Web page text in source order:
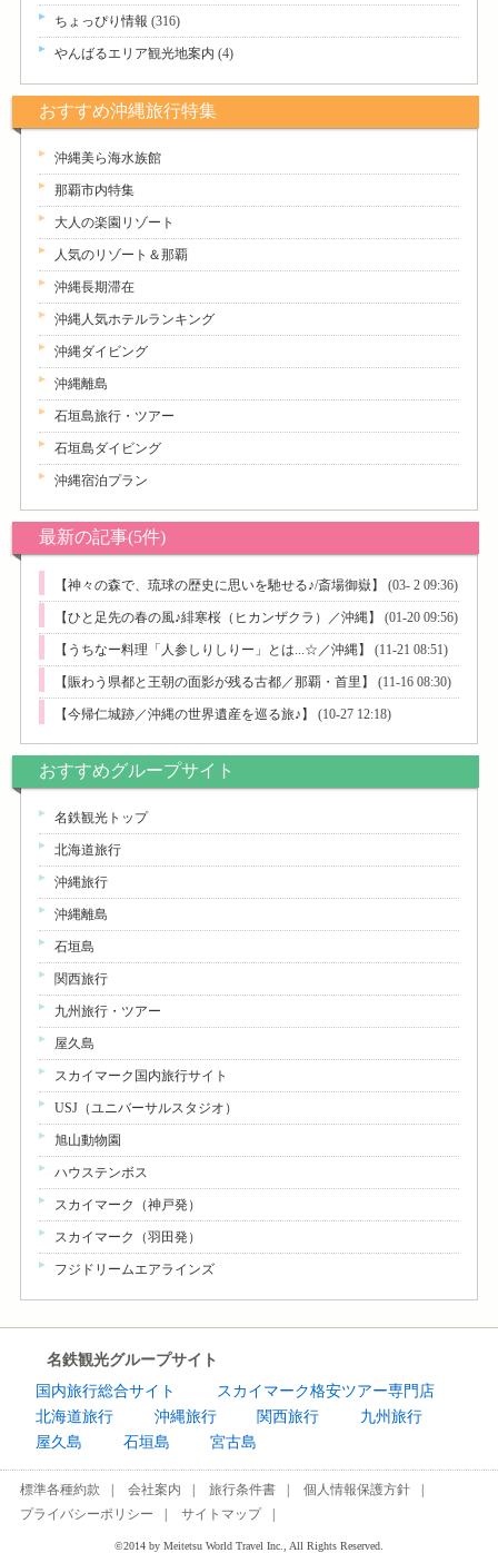
ちょっぴり情報 (316)
やんばるエリア観光地案内 (4)
おすすめ沖縄旅行特集
沖縄美ら海水族館
那覇市内特集
大人の楽園リゾート
人気のリゾート＆那覇
沖縄長期滞在
沖縄人気ホテルランキング
沖縄ダイビング
沖縄離島
石垣島旅行・ツアー
石垣島ダイビング
沖縄宿泊プラン
最新の記事(5件)
【神々の森で、琉球の歴史に思いを馳せる♪/斎場御嶽】 (03- 2 09:36)
【ひと足先の春の風♪緋寒桜（ヒカンザクラ）／沖縄】 (01-20 09:56)
【うちなー料理「人参しりしりー」とは...☆／沖縄】 (11-21 08:51)
【賑わう県都と王朝の面影が残る古都／那覇・首里】 (11-16 08:30)
【今帰仁城跡／沖縄の世界遺産を巡る旅♪】 (10-27 12:18)
おすすめグループサイト
名鉄観光トップ
北海道旅行
沖縄旅行
沖縄離島
石垣島
関西旅行
九州旅行・ツアー
屋久島
スカイマーク国内旅行サイト
USJ（ユニバーサルスタジオ）
旭山動物園
ハウステンボス
スカイマーク（神戸発）
スカイマーク（羽田発）
フジドリームエアラインズ
名鉄観光グループサイト
国内旅行総合サイト
スカイマーク格安ツアー専門店
北海道旅行
沖縄旅行 関西旅行
九州旅行
屋久島
石垣島 宮古島
標準各種約款 会社案内 旅行条件書
個人情報保護方針
プライバシーポリシー
サイトマップ
©2014 by Meitetsu World Travel Inc., All Rights Reserved.